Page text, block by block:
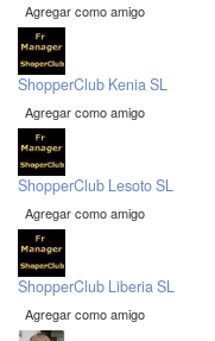
Agregar como amigo
ShopperClub Kenia SL
Agregar como amigo
ShopperClub Lesoto SL
Agregar como amigo
ShopperClub Liberia SL
Agregar como amigo